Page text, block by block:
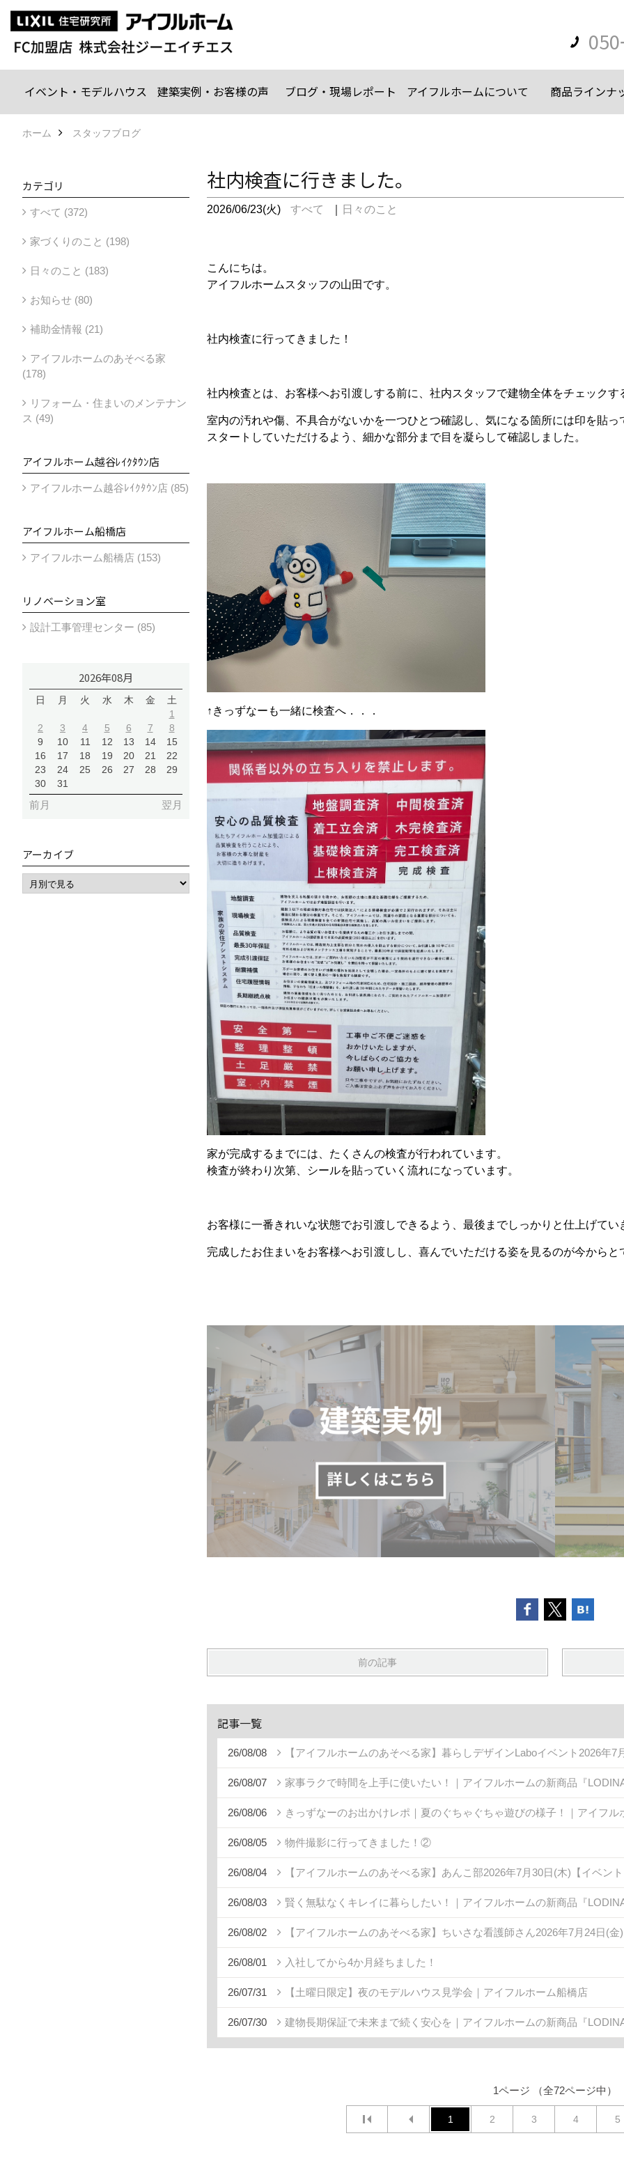
イベント・モデルハウス 建築実例・お客様の声 ブログ・現場レポート アイフルホームについて 商品ラインナ
ホーム スタッフブログ
社内検査に行きました。
2026/06/23(火) すべて 日々のこと
こんにちは。
アイフルホームスタッフの山田です。
社内検査に行ってきました！
社内検査とは、お客様へお引渡しする前に、社内スタッフで建物全体をチェックす
室内の汚れや傷、不具合がないかを一つひとつ確認し、気になる箇所には印を貼
スタートしていただけるよう、細かな部分まで目を凝らして確認しました。
↑きっずなーも一緒に検査へ．．．
家が完成するまでには、たくさんの検査が行われています。
検査が終わり次第、シールを貼っていく流れになっています。
お客様に一番きれいな状態でお引渡しできるよう、最後までしっかりと仕上げてい
完成したお住まいをお客様へお引渡しし、喜んでいただける姿を見るのが今からと
前の記事
記事一覧
26/08/08 【アイフルホームのあそべる家】暮らしデザインLaboイベント2026年
26/08/07 家事ラクで時間を上手に使いたい！｜アイフルホームの新商品『
26/08/06 きっずなーのお出かけレポ｜夏のぐちゃぐちゃ遊びの様子！｜アイフル
26/08/05 物件撮影に行ってきました！②
26/08/04 【アイフルホームのあそべる家】あんこ部2026年7月30日(木)【イベン
26/08/03 賢く無駄なくキレイに暮らしたい！｜アイフルホームの新商品『
26/08/02 【アイフルホームのあそべる家】ちいさな看護師さん2026年7月24日(
26/08/01 入社してから4か月経ちました！
26/07/31 【土曜日限定】夜のモデルハウス見学会｜アイフルホーム船橋店
26/07/30 建物長期保証で未来まで続く安心を｜アイフルホームの新商品『
1ページ （全72ページ中）
1 2 3 4 5
カテゴリ
すべて (372)
家づくりのこと (198)
日々のこと (183)
お知らせ (80)
補助金情報 (21)
アイフルホームのあそべる家
(178)
リフォーム・住まいのメンテナン
ス (49)
アイフルホーム越谷ﾚｲｸﾀｳﾝ店
アイフルホーム越谷ﾚｲｸﾀｳﾝ店 (85)
アイフルホーム船橋店
アイフルホーム船橋店 (153)
リノベーション室
設計工事管理センター (85)
2026年08月
日 月 火 水 木 金
土
1
2
3 4 5 6 7
8
9
10 11 12 13 14
15
16
17 18 19 20 21
22
23
24 25 26 27 28
29
30
31
前月 翌月
アーカイブ